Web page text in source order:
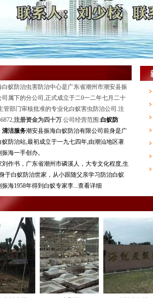
白蚁防治虫害防治中心是广东省潮州市潮安县振
属下的分公司,正式成立于二0一二年七月二十
管部门审核批准的专业化白蚁害虫防治公司.注
注册资金为四十万.公司经营范围:白蚁防
清洁服务潮安县振海白蚁防治有限公司前身是广
防治站,最初成立于一九七四年,由潮汕地区著
海一手创办。
作书，广东省潮州市磷溪人，大专文化程度,生
于白蚁防治世家，从小跟随父亲学习防治白蚁
海1958年得到白蚁专家李...查看详细